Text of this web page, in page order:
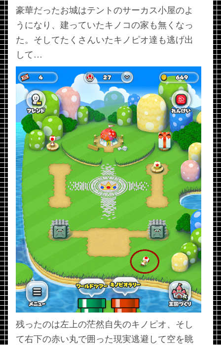
豪華だったお城はテントのサーカス小屋のよ
うになり、建っていたキノコの家も無くなっ
た。そしてたくさんいたキノピオ達も逃げ出
して…
残ったのは左上の茫然自失のキノピオ、そし
て右下の赤い丸で囲った現実逃避して空を眺